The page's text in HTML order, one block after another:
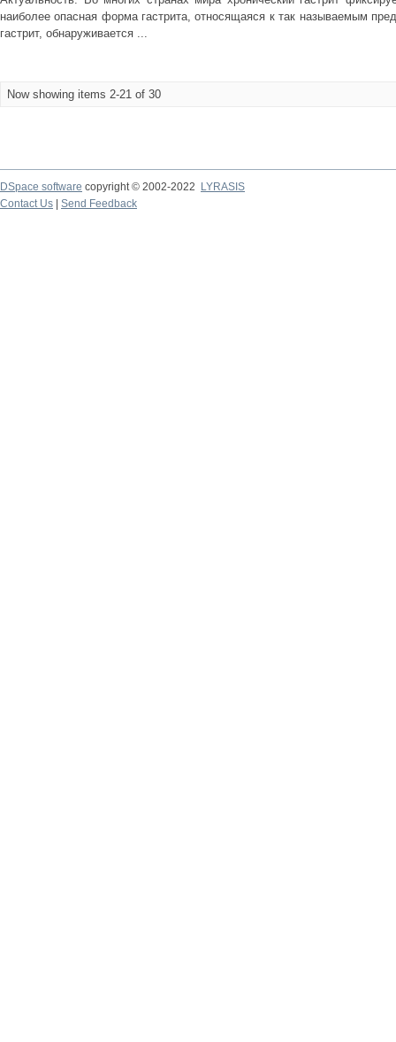
наиболее опасная форма гастрита, относящаяся к так называемым
гастрит, обнаруживается ...
Now showing items 2-21 of 30
DSpace software copyright © 2002-2022
LYRASIS
Contact Us
Send Feedback